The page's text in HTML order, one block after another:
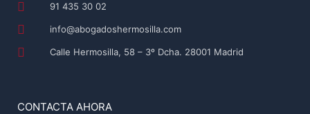
91 435 30 02
info@abogadoshermosilla.com
Calle Hermosilla, 58 – 3º Dcha. 28001 Madrid
CONTACTA AHORA